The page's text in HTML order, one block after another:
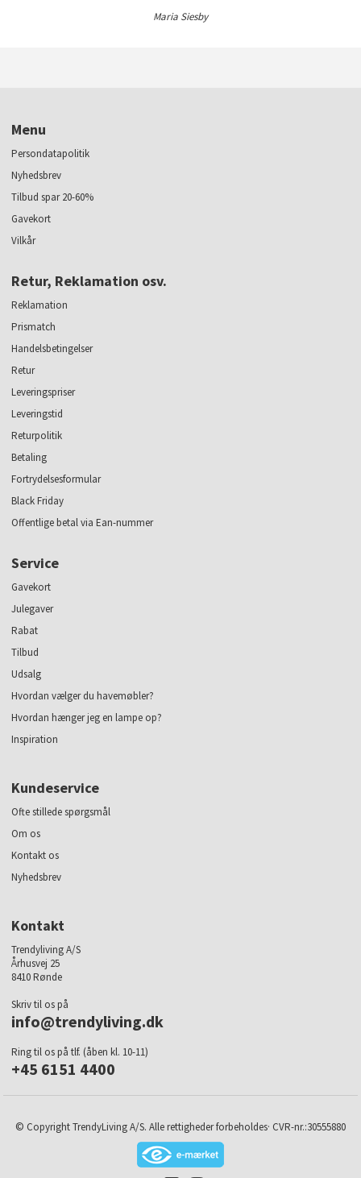
Maria Siesby
Menu
Persondatapolitik
Nyhedsbrev
Tilbud spar 20-60%
Gavekort
Vilkår
Retur, Reklamation osv.
Reklamation
Prismatch
Handelsbetingelser
Retur
Leveringspriser
Leveringstid
Returpolitik
Betaling
Fortrydelsesformular
Black Friday
Offentlige betal via Ean-nummer
Service
Gavekort
Julegaver
Rabat
Tilbud
Udsalg
Hvordan vælger du havemøbler?
Hvordan hænger jeg en lampe op?
Inspiration
Kundeservice
Ofte stillede spørgsmål
Om os
Kontakt os
Nyhedsbrev
Kontakt
Trendyliving A/S
Århusvej 25
8410 Rønde
Skriv til os på
info@trendyliving.dk
Ring til os på tlf. (åben kl. 10-11)
+45 6151 4400
© Copyright TrendyLiving A/S. Alle rettigheder forbeholdes· CVR-nr.:30555880